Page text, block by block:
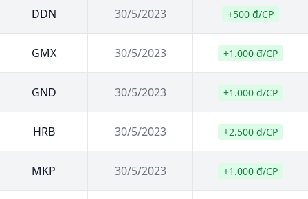
DDN 30/5/2023 +500 đ/CP
GMX 30/5/2023 +1.000 đ/CP
GND 30/5/2023 +1.000 đ/CP
HRB 30/5/2023 +2.500 đ/CP
MKP 30/5/2023 +1.000 đ/CP